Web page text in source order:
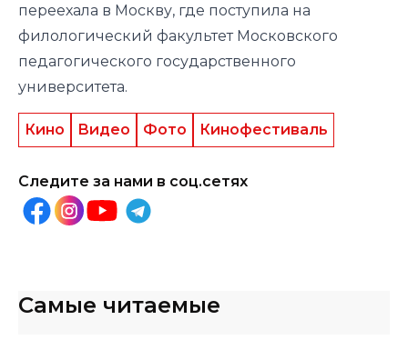
переехала в Москву, где поступила на
филологический факультет Московского
педагогического государственного
университета.
Кино Видео Фото Кинофестиваль
Следите за нами в соц.сетях
Самые читаемые